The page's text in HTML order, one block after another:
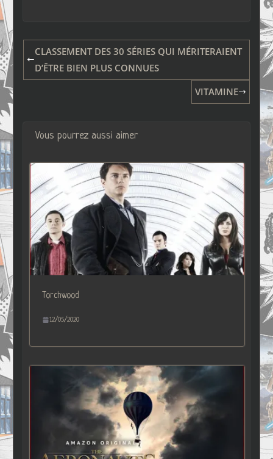
CLASSEMENT DES 30 SÉRIES QUI MÉRITERAIENT
D’ÊTRE BIEN PLUS CONNUES
VITAMINE
Vous pourrez aussi aimer
Torchwood
12/05/2020